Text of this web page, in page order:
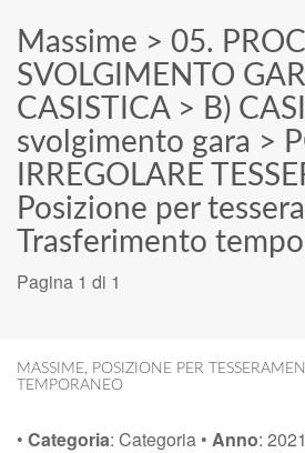
Massime > 05.
SVOLGIMENTO
CASISTICA> B)
svolgimento gara >
IRREGOLARE
Posizione per
Trasferimento
Pagina 1 di 1
MASSIME, POSIZIONE PER
TEMPORANEO
• Categoria: Categoria • Anno: 2021